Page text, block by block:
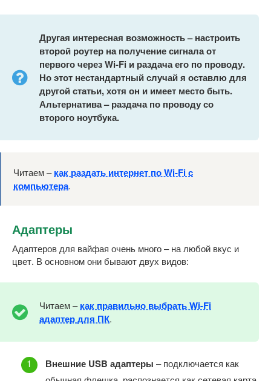
Другая интересная возможность – настроить
второй роутер на получение сигнала от
первого черезWi-Fi и раздача его по проводу.
Но этот нестандартный случай я оставлю для
другой статьи, хотя он и имеет место быть.
Альтернатива – раздача по проводу со
второго ноутбука.
Читаем –как раздать интернет по Wi-Fi с
компьютера.
Адаптеры
Адаптеров для вайфая очень много – на любой вкус и
цвет. В основном они бывают двух видов:
Читаем –как правильно выбрать Wi-Fi
адаптер для ПК.
Внешние USB адаптеры – подключается как